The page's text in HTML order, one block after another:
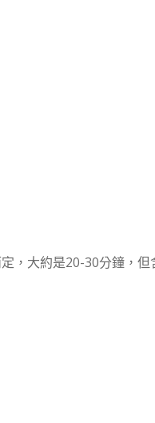
，大約是20-30分鐘，